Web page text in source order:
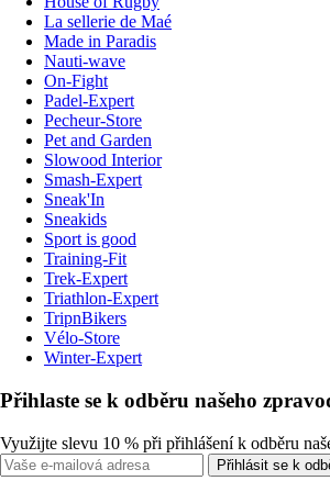
La sellerie de Maé
Made in Paradis
Nauti-wave
On-Fight
Padel-Expert
Pecheur-Store
Pet and Garden
Slowood Interior
Smash-Expert
Sneak'In
Sneakids
Sport is good
Training-Fit
Trek-Expert
Triathlon-Expert
TripnBikers
Vélo-Store
Winter-Expert
Přihlaste se k odběru našeho
Využijte slevu 10 % při přihlášení k odběru
Přihlásit se k